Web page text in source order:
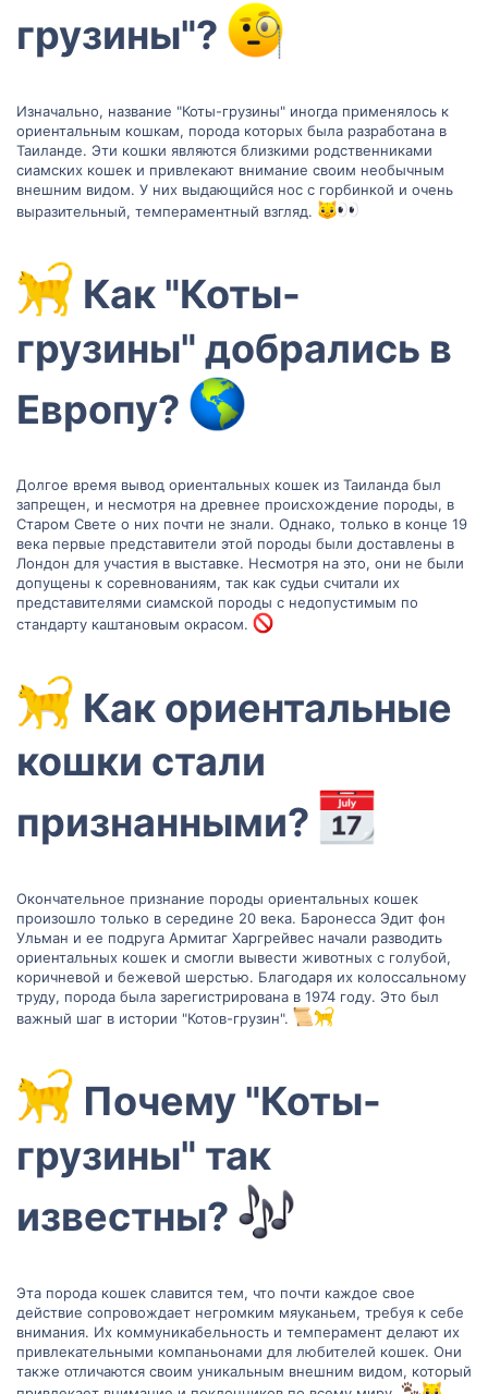
грузины"?
Изначально, название "Коты-грузины" иногда применялось к
ориентальным кошкам, порода которых была разработана в
Таиланде. Эти кошки являются близкими родственниками
сиамских кошек и привлекают внимание своим необычным
внешним видом. У них выдающийся нос с горбинкой и очень
выразительный, темпераментный взгляд.
‍ Как "Коты-
грузины" добрались в
Европу?
Долгое время вывод ориентальных кошек из Таиланда был
запрещен, и несмотря на древнее происхождение породы, в
Старом Свете о них почти не знали. Однако, только в конце 19
века первые представители этой породы были доставлены в
Лондон для участия в выставке. Несмотря на это, они не были
допущены к соревнованиям, так как судьи считали их
представителями сиамской породы с недопустимым по
стандарту каштановым окрасом.
‍ Как ориентальные
кошки стали
признанными?
Окончательное признание породы ориентальных кошек
произошло только в середине 20 века. Баронесса Эдит фон
Ульман и ее подруга Армитаг Харгрейвес начали разводить
ориентальных кошек и смогли вывести животных с голубой,
коричневой и бежевой шерстью. Благодаря их колоссальному
труду, порода была зарегистрирована в 1974 году. Это был
важный шаг в истории "Котов-грузин".
‍ Почему "Коты-
грузины" так
известны?
Эта порода кошек славится тем, что почти каждое свое
действие сопровождает негромким мяуканьем, требуя к себе
внимания. Их коммуникабельность и темперамент делают их
привлекательными компаньонами для любителей кошек. Они
также отличаются своим уникальным внешним видом, который